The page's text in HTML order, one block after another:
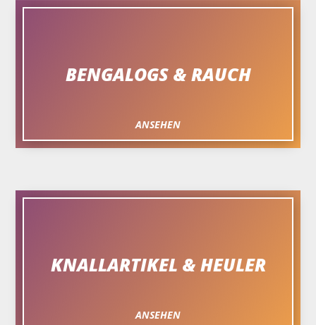
BENGALOGS & RAUCH
ANSEHEN
KNALLARTIKEL & HEULER
ANSEHEN